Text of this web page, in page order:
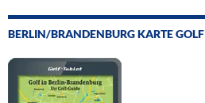
BERLIN/BRANDENBURG KARTE GOLF